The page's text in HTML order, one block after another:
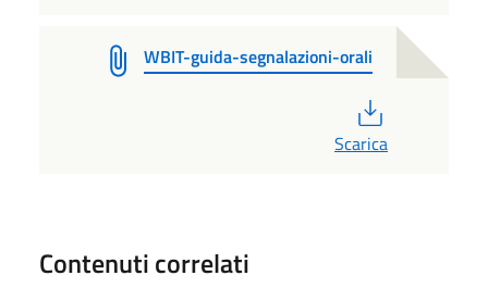
WBIT-guida-segnalazioni-orali
Scarica
Contenuti correlati